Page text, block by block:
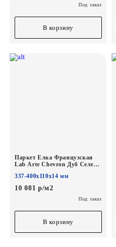
Под заказ
В корзину
Паркет Елка Французская
Lab Arte Chevron Дуб Селект
400/337х110х14/3/60°
337-400х110х14 мм
10 081 р/м2
Под заказ
В корзину